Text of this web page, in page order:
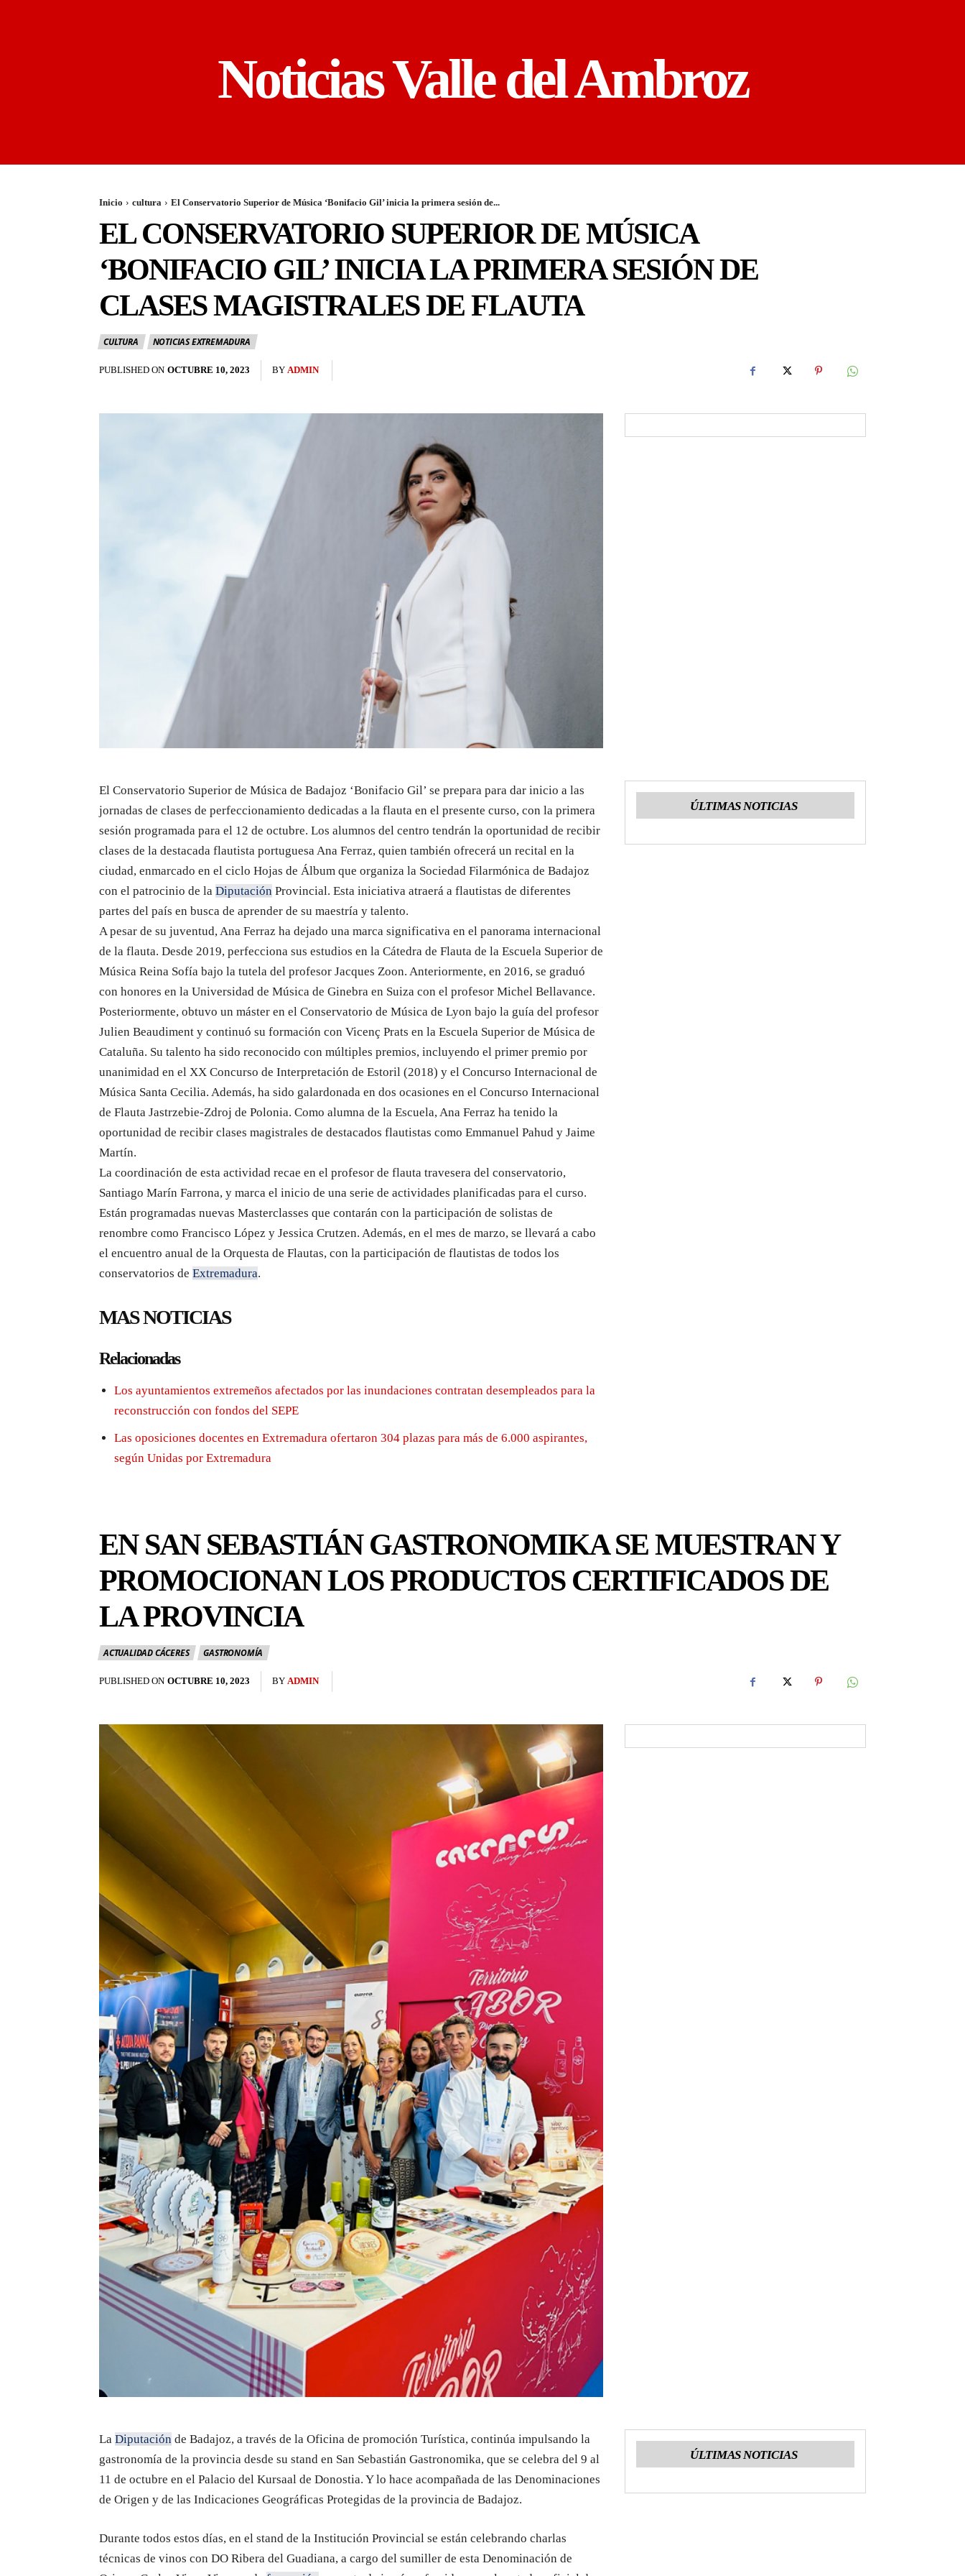
Noticias Valle del Ambroz
Inicio cultura El Conservatorio Superior de Música ‘Bonifacio Gil’ inicia la primera sesión de...
EL CONSERVATORIO SUPERIOR DE MÚSICA
‘BONIFACIO GIL’ INICIA LA PRIMERA SESIÓN DE
CLASES MAGISTRALES DE FLAUTA
CULTURA NOTICIAS EXTREMADURA
PUBLISHED ON OCTUBRE 10, 2023 BY ADMIN
El Conservatorio Superior de Música de Badajoz ‘Bonifacio Gil’ se prepara para dar inicio a las
jornadas de clases de perfeccionamiento dedicadas a la flauta en el presente curso, con la primera
sesión programada para el 12 de octubre. Los alumnos del centro tendrán la oportunidad de recibir
clases de la destacada flautista portuguesa Ana Ferraz, quien también ofrecerá un recital en la
ciudad, enmarcado en el ciclo Hojas de Álbum que organiza la Sociedad Filarmónica de Badajoz
con el patrocinio de la Diputación Provincial. Esta iniciativa atraerá a flautistas de diferentes
partes del país en busca de aprender de su maestría y talento.
A pesar de su juventud, Ana Ferraz ha dejado una marca significativa en el panorama internacional
de la flauta. Desde 2019, perfecciona sus estudios en la Cátedra de Flauta de la Escuela Superior de
Música Reina Sofía bajo la tutela del profesor Jacques Zoon. Anteriormente, en 2016, se graduó
con honores en la Universidad de Música de Ginebra en Suiza con el profesor Michel Bellavance.
Posteriormente, obtuvo un máster en el Conservatorio de Música de Lyon bajo la guía del profesor
Julien Beaudiment y continuó su formación con Vicenç Prats en la Escuela Superior de Música de
Cataluña. Su talento ha sido reconocido con múltiples premios, incluyendo el primer premio por
unanimidad en el XX Concurso de Interpretación de Estoril (2018) y el Concurso Internacional de
Música Santa Cecilia. Además, ha sido galardonada en dos ocasiones en el Concurso Internacional
de Flauta Jastrzebie-Zdroj de Polonia. Como alumna de la Escuela, Ana Ferraz ha tenido la
oportunidad de recibir clases magistrales de destacados flautistas como Emmanuel Pahud y Jaime
Martín.
La coordinación de esta actividad recae en el profesor de flauta travesera del conservatorio,
Santiago Marín Farrona, y marca el inicio de una serie de actividades planificadas para el curso.
Están programadas nuevas Masterclasses que contarán con la participación de solistas de
renombre como Francisco López y Jessica Crutzen. Además, en el mes de marzo, se llevará a cabo
el encuentro anual de la Orquesta de Flautas, con la participación de flautistas de todos los
conservatorios de Extremadura.
MAS NOTICIAS
Relacionadas
Los ayuntamientos extremeños afectados por las inundaciones contratan desempleados para la
reconstrucción con fondos del SEPE
Las oposiciones docentes en Extremadura ofertaron 304 plazas para más de 6.000 aspirantes,
según Unidas por Extremadura
ÚLTIMAS NOTICIAS